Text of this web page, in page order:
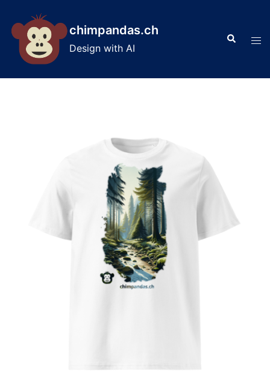
content
chimpandas.ch
Design with AI
Search